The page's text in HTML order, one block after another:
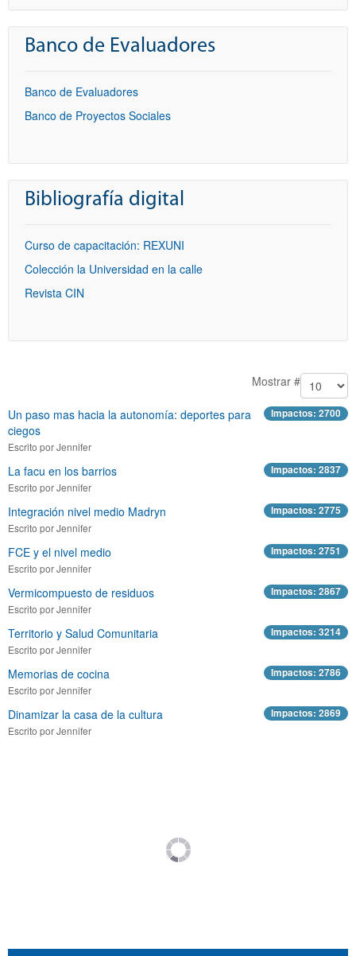
Banco de Evaluadores
Banco de Evaluadores
Banco de Proyectos Sociales
Bibliografía digital
Curso de capacitación: REXUNI
Colección la Universidad en la calle
Revista CIN
Mostrar #
Impactos: 2700
Un paso mas hacia la autonomía: deportes para
ciegos
Escrito por Jennifer
Impactos: 2837
La facu en los barrios
Escrito por Jennifer
Impactos: 2775
Integración nivel medio Madryn
Escrito por Jennifer
Impactos: 2751
FCE y el nivel medio
Escrito por Jennifer
Impactos: 2867
Vermicompuesto de residuos
Escrito por Jennifer
Impactos: 3214
Territorio y Salud Comunitaria
Escrito por Jennifer
Impactos: 2786
Memorias de cocina
Escrito por Jennifer
Impactos: 2869
Dinamizar la casa de la cultura
Escrito por Jennifer